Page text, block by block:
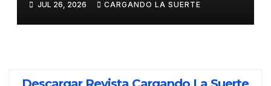
FERIA DE ALMADÉN
JUL 26, 2026 CARGANDO LA SUERTE